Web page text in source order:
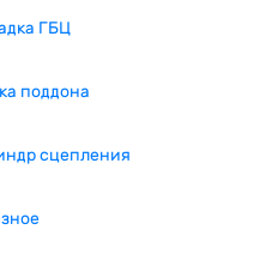
ГБЦ
поддона
сцепления